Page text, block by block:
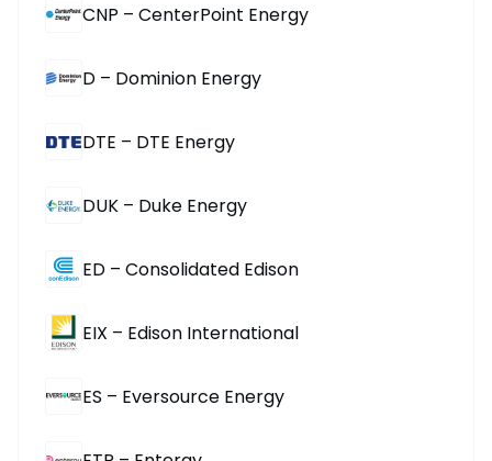
CNP – CenterPoint Energy
D – Dominion Energy
DTE – DTE Energy
DUK – Duke Energy
ED – Consolidated Edison
EIX – Edison International
ES – Eversource Energy